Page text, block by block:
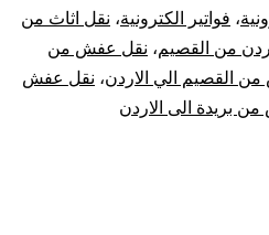
، فواتير الكترونية، نقل اثاث من
من القصيم، نقل عفش من
القصيم الي الاردن، نقل عفش
بريدة الى الاردن